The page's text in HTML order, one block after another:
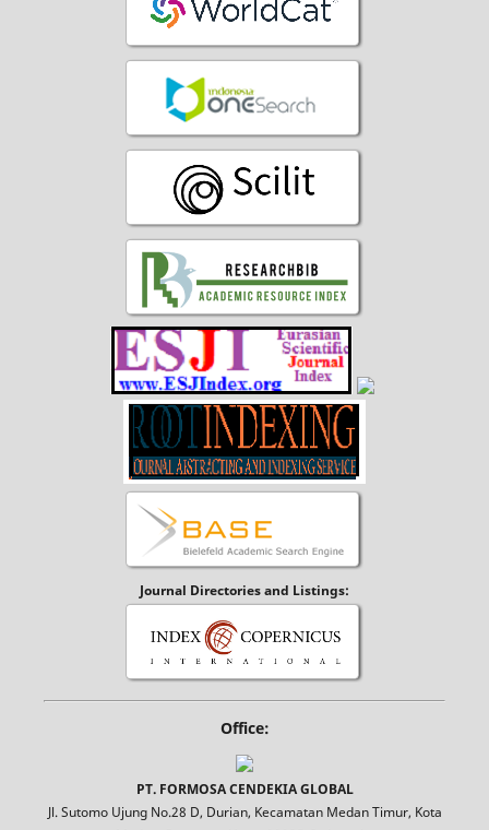
Journal Directories and Listings:
Office:
PT. FORMOSA CENDEKIA GLOBAL
Jl. Sutomo Ujung No.28 D, Durian, Kecamatan Medan Timur, Kota